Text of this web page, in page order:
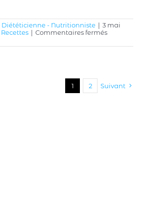
Diététicienne - Nutritionniste | 3 mai
Recettes | Commentaires ferméssur
spéciale
1 2 Suivant